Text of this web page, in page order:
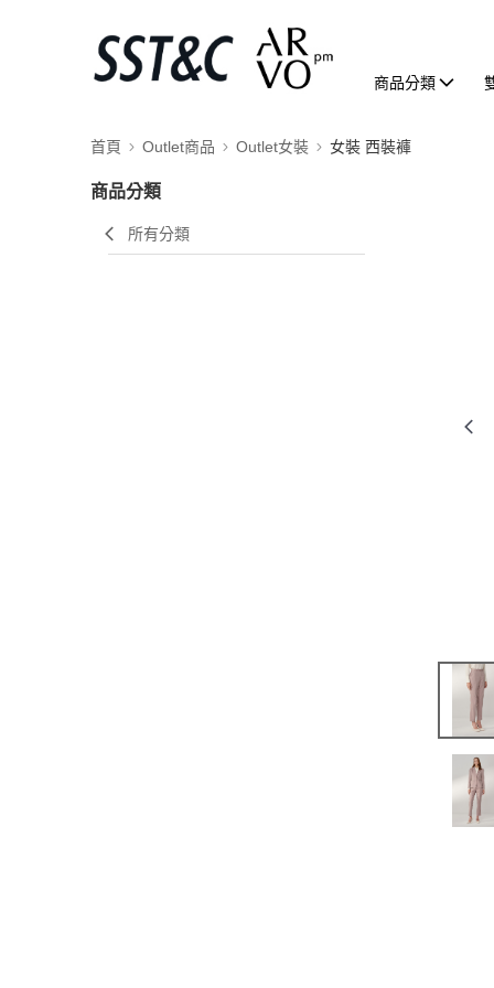
商品分類
首頁 Outlet商品 Outlet女裝 女裝 西裝褲
商品分類
所有分類